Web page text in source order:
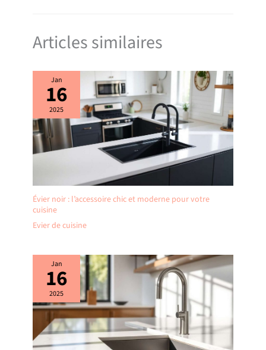
Articles similaires
Jan
16
2025
Évier noir : l’accessoire chic et moderne pour votre
cuisine
Evier de cuisine
Jan
16
2025